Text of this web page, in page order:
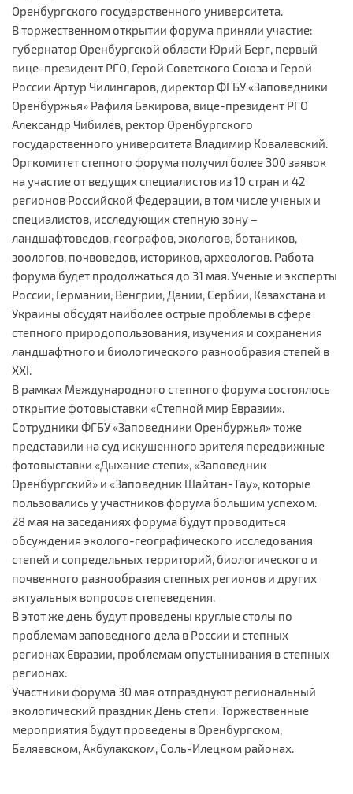
Оренбургского государственного университета.
В торжественном открытии форума приняли участие:
губернатор Оренбургской области Юрий Берг, первый
вице-президент РГО, Герой Советского Союза и Герой
России Артур Чилингаров, директор ФГБУ «Заповедники
Оренбуржья» Рафиля Бакирова, вице-президент РГО
Александр Чибилёв, ректор Оренбургского
государственного университета Владимир Ковалевский.
Оргкомитет степного форума получил более 300 заявок
на участие от ведущих специалистов из 10 стран и 42
регионов Российской Федерации, в том числе ученых и
специалистов, исследующих степную зону –
ландшафтоведов, географов, экологов, ботаников,
зоологов, почвоведов, историков, археологов. Работа
форума будет продолжаться до 31 мая. Ученые и эксперты
России, Германии, Венгрии, Дании, Сербии, Казахстана и
Украины обсудят наиболее острые проблемы в сфере
степного природопользования, изучения и сохранения
ландшафтного и биологического разнообразия степей в
ХХI.
В рамках Международного степного форума состоялось
открытие фотовыставки «Степной мир Евразии».
Сотрудники ФГБУ «Заповедники Оренбуржья» тоже
представили на суд искушенного зрителя передвижные
фотовыставки «Дыхание степи», «Заповедник
Оренбургский» и «Заповедник Шайтан-Тау», которые
пользовались у участников форума большим успехом.
28 мая на заседаниях форума будут проводиться
обсуждения эколого-географического исследования
степей и сопредельных территорий, биологического и
почвенного разнообразия степных регионов и других
актуальных вопросов степеведения.
В этот же день будут проведены круглые столы по
проблемам заповедного дела в России и степных
регионах Евразии, проблемам опустынивания в степных
регионах.
Участники форума 30 мая отпразднуют региональный
экологический праздник День степи. Торжественные
мероприятия будут проведены в Оренбургском,
Беляевском, Акбулакском, Соль-Илецком районах.